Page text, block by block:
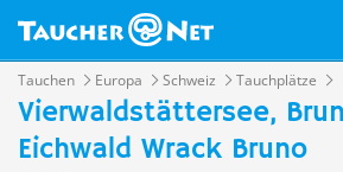
Tauchen Europa Schweiz Tauchplätze
Vierwaldstättersee,
Eichwald Wrack Bruno